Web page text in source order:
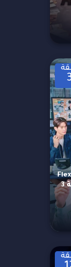
مسلسل الشرطي المتباهي Flex
X Cop الموسم الثاني الحلقة 3